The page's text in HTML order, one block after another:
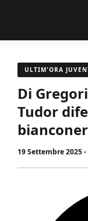
contenuto
ULTIM'ORA
Di
Tudor
19 Settembre 2025 -